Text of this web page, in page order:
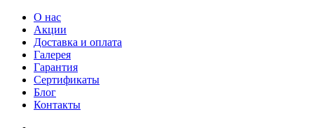
О нас
Акции
Доставка и оплата
Галерея
Гарантия
Сертификаты
Блог
Контакты